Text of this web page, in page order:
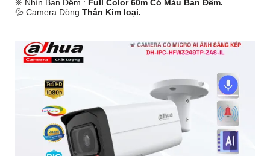
❈ Nhìn Ban Đêm : Full Color 60m Có Màu Ban Ðêm.
💦 Camera Dòng Thân Kim loại.